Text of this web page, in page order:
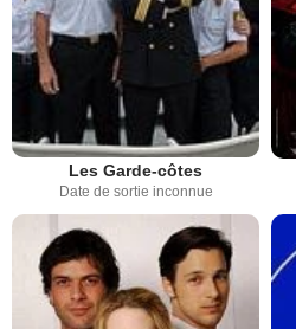
Les Garde-côtes
Date de sortie inconnue